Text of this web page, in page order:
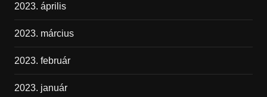
2023. április
2023. március
2023. február
2023. január